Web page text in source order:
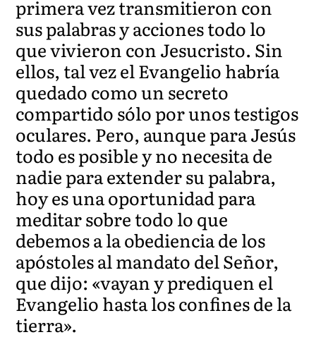
primera vez transmitieron con
sus palabras y acciones todo lo
que vivieron con Jesucristo. Sin
ellos, tal vez el Evangelio habría
quedado como un secreto
compartido sólo por unos testigos
oculares. Pero, aunque para Jesús
todo es posible y no necesita de
nadie para extender su palabra,
hoy es una oportunidad para
meditar sobre todo lo que
debemos a la obediencia de los
apóstoles al mandato del Señor,
que dijo: «vayan y prediquen el
Evangelio hasta los confines de la
tierra».